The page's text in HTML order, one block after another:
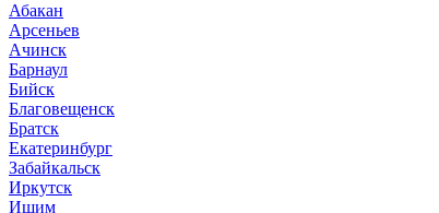
Абакан
Арсеньев
Ачинск
Барнаул
Бийск
Благовещенск
Братск
Екатеринбург
Забайкальск
Иркутск
Ишим